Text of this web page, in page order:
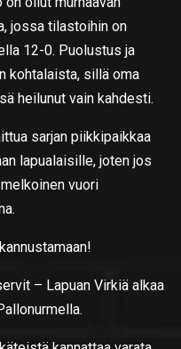
jossa tilastoihin on
12-0. Puolustus ja
kohtalaista, sillä oma
heilunut vain kahdesti.
sarjan piikkipaikkaa
lapualaisille, joten jos
vuori
– Lapuan Virkiä alkaa